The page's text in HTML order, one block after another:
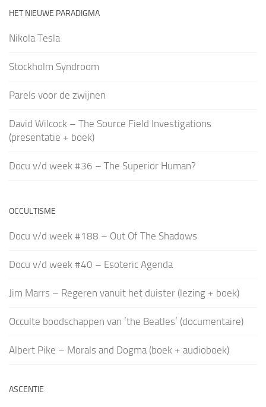
HET NIEUWE PARADIGMA
Nikola Tesla
Stockholm Syndroom
Parels voor de zwijnen
David Wilcock – The Source Field Investigations
(presentatie + boek)
Docu v/d week #36 – The Superior Human?
OCCULTISME
Docu v/d week #188 – Out Of The Shadows
Docu v/d week #40 – Esoteric Agenda
Jim Marrs – Regeren vanuit het duister (lezing + boek)
Occulte boodschappen van ’the Beatles’ (documentaire)
Albert Pike – Morals and Dogma (boek + audioboek)
ASCENTIE